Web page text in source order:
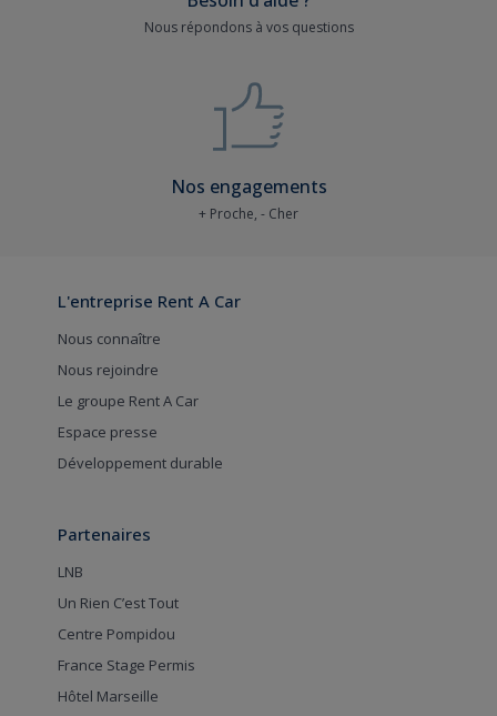
Nous répondons à vos questions
Nos engagements
+ Proche, - Cher
L'entreprise Rent A Car
Nous connaître
Nous rejoindre
Le groupe Rent A Car
Espace presse
Développement durable
Partenaires
LNB
Un Rien C’est Tout
Centre Pompidou
France Stage Permis
Hôtel Marseille